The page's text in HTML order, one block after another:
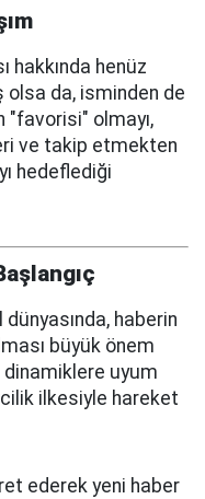
hakkında henüz
olsa da, isminden de
"favorisi" olmayı,
ve takip etmekten
hedeflediği
haberin
büyük önem
dinamiklere uyum
ilkesiyle hareket
ederek yeni haber